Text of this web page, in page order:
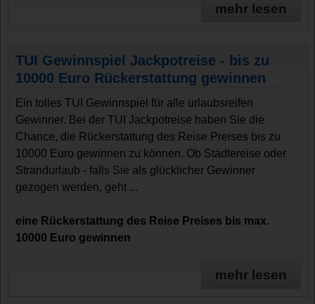
mehr lesen
TUI Gewinnspiel Jackpotreise - bis zu
10000 Euro Rückerstattung gewinnen
Ein tolles TUI Gewinnspiel für alle urlaubsreifen
Gewinner. Bei der TUI Jackpotreise haben Sie die
Chance, die Rückerstattung des Reise Preises bis zu
10000 Euro gewinnen zu können. Ob Städtereise oder
Strandurlaub - falls Sie als glücklicher Gewinner
gezogen werden, geht ...
eine Rückerstattung des Reise Preises bis max.
10000 Euro gewinnen
mehr lesen